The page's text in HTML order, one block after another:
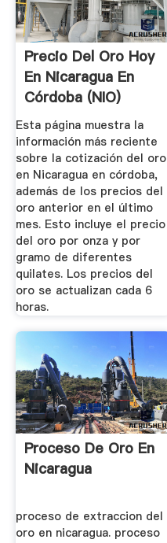
Precio Del Oro Hoy
En Nicaragua En
Córdoba (NIO)
Esta página muestra la
información más reciente
sobre la cotización del oro
en Nicaragua en córdoba,
además de los precios del
oro anterior en el último
mes. Esto incluye el precio
del oro por onza y por
gramo de diferentes
quilates. Los precios del
oro se actualizan cada 6
horas.
Proceso De Oro En
Nicaragua
proceso de extraccion del
oro en nicaragua. proceso